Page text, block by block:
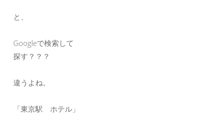
と、
Googleで検索して
探す？？？
違うよね。
「東京駅 ホテル」